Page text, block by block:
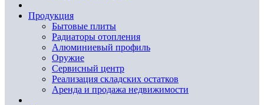
Продукция
Бытовые плиты
Радиаторы отопления
Алюминиевый профиль
Оружие
Сервисный центр
Реализация складских остатков
Аренда и продажа недвижимости